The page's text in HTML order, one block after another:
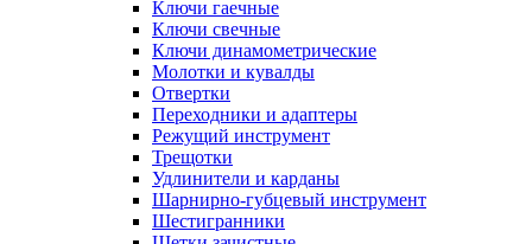
Ключи гаечные
Ключи свечные
Ключи динамометрические
Молотки и кувалды
Отвертки
Переходники и адаптеры
Режущий инструмент
Трещотки
Удлинители и карданы
Шарнирно-губцевый инструмент
Шестигранники